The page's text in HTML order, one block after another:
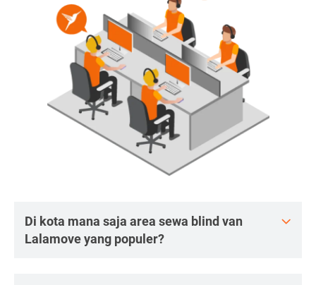
Di kota mana saja area sewa blind van
Lalamove yang populer?